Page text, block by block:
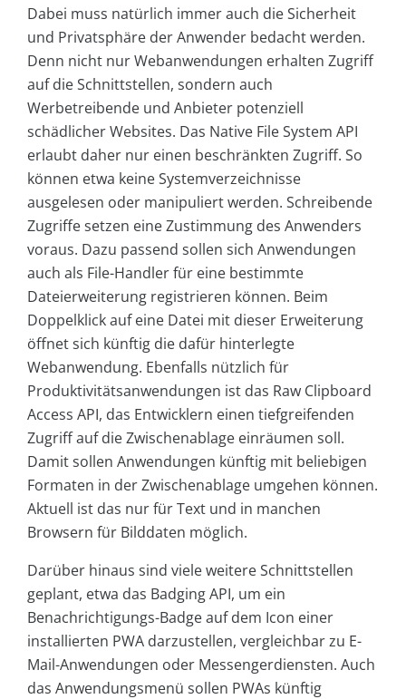
Dabei muss natürlich immer auch die Sicherheit
und Privatsphäre der Anwender bedacht werden.
Denn nicht nur Webanwendungen erhalten Zugriff
auf die Schnittstellen, sondern auch
Werbetreibende und Anbieter potenziell
schädlicher Websites. Das Native File System API
erlaubt daher nur einen beschränkten Zugriff. So
können etwa keine Systemverzeichnisse
ausgelesen oder manipuliert werden. Schreibende
Zugriffe setzen eine Zustimmung des Anwenders
voraus. Dazu passend sollen sich Anwendungen
auch als File-Handler für eine bestimmte
Dateierweiterung registrieren können. Beim
Doppelklick auf eine Datei mit dieser Erweiterung
öffnet sich künftig die dafür hinterlegte
Webanwendung. Ebenfalls nützlich für
Produktivitätsanwendungen ist das Raw Clipboard
Access API, das Entwicklern einen tiefgreifenden
Zugriff auf die Zwischenablage einräumen soll.
Damit sollen Anwendungen künftig mit beliebigen
Formaten in der Zwischenablage umgehen können.
Aktuell ist das nur für Text und in manchen
Browsern für Bilddaten möglich.
Darüber hinaus sind viele weitere Schnittstellen
geplant, etwa das Badging API, um ein
Benachrichtigungs-Badge auf dem Icon einer
installierten PWA darzustellen, vergleichbar zu E-
Mail-Anwendungen oder Messengerdiensten. Auch
das Anwendungsmenü sollen PWAs künftig